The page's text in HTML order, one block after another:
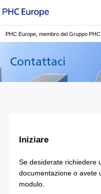
PHC Europe, membro del Gruppo PHC
Contattaci